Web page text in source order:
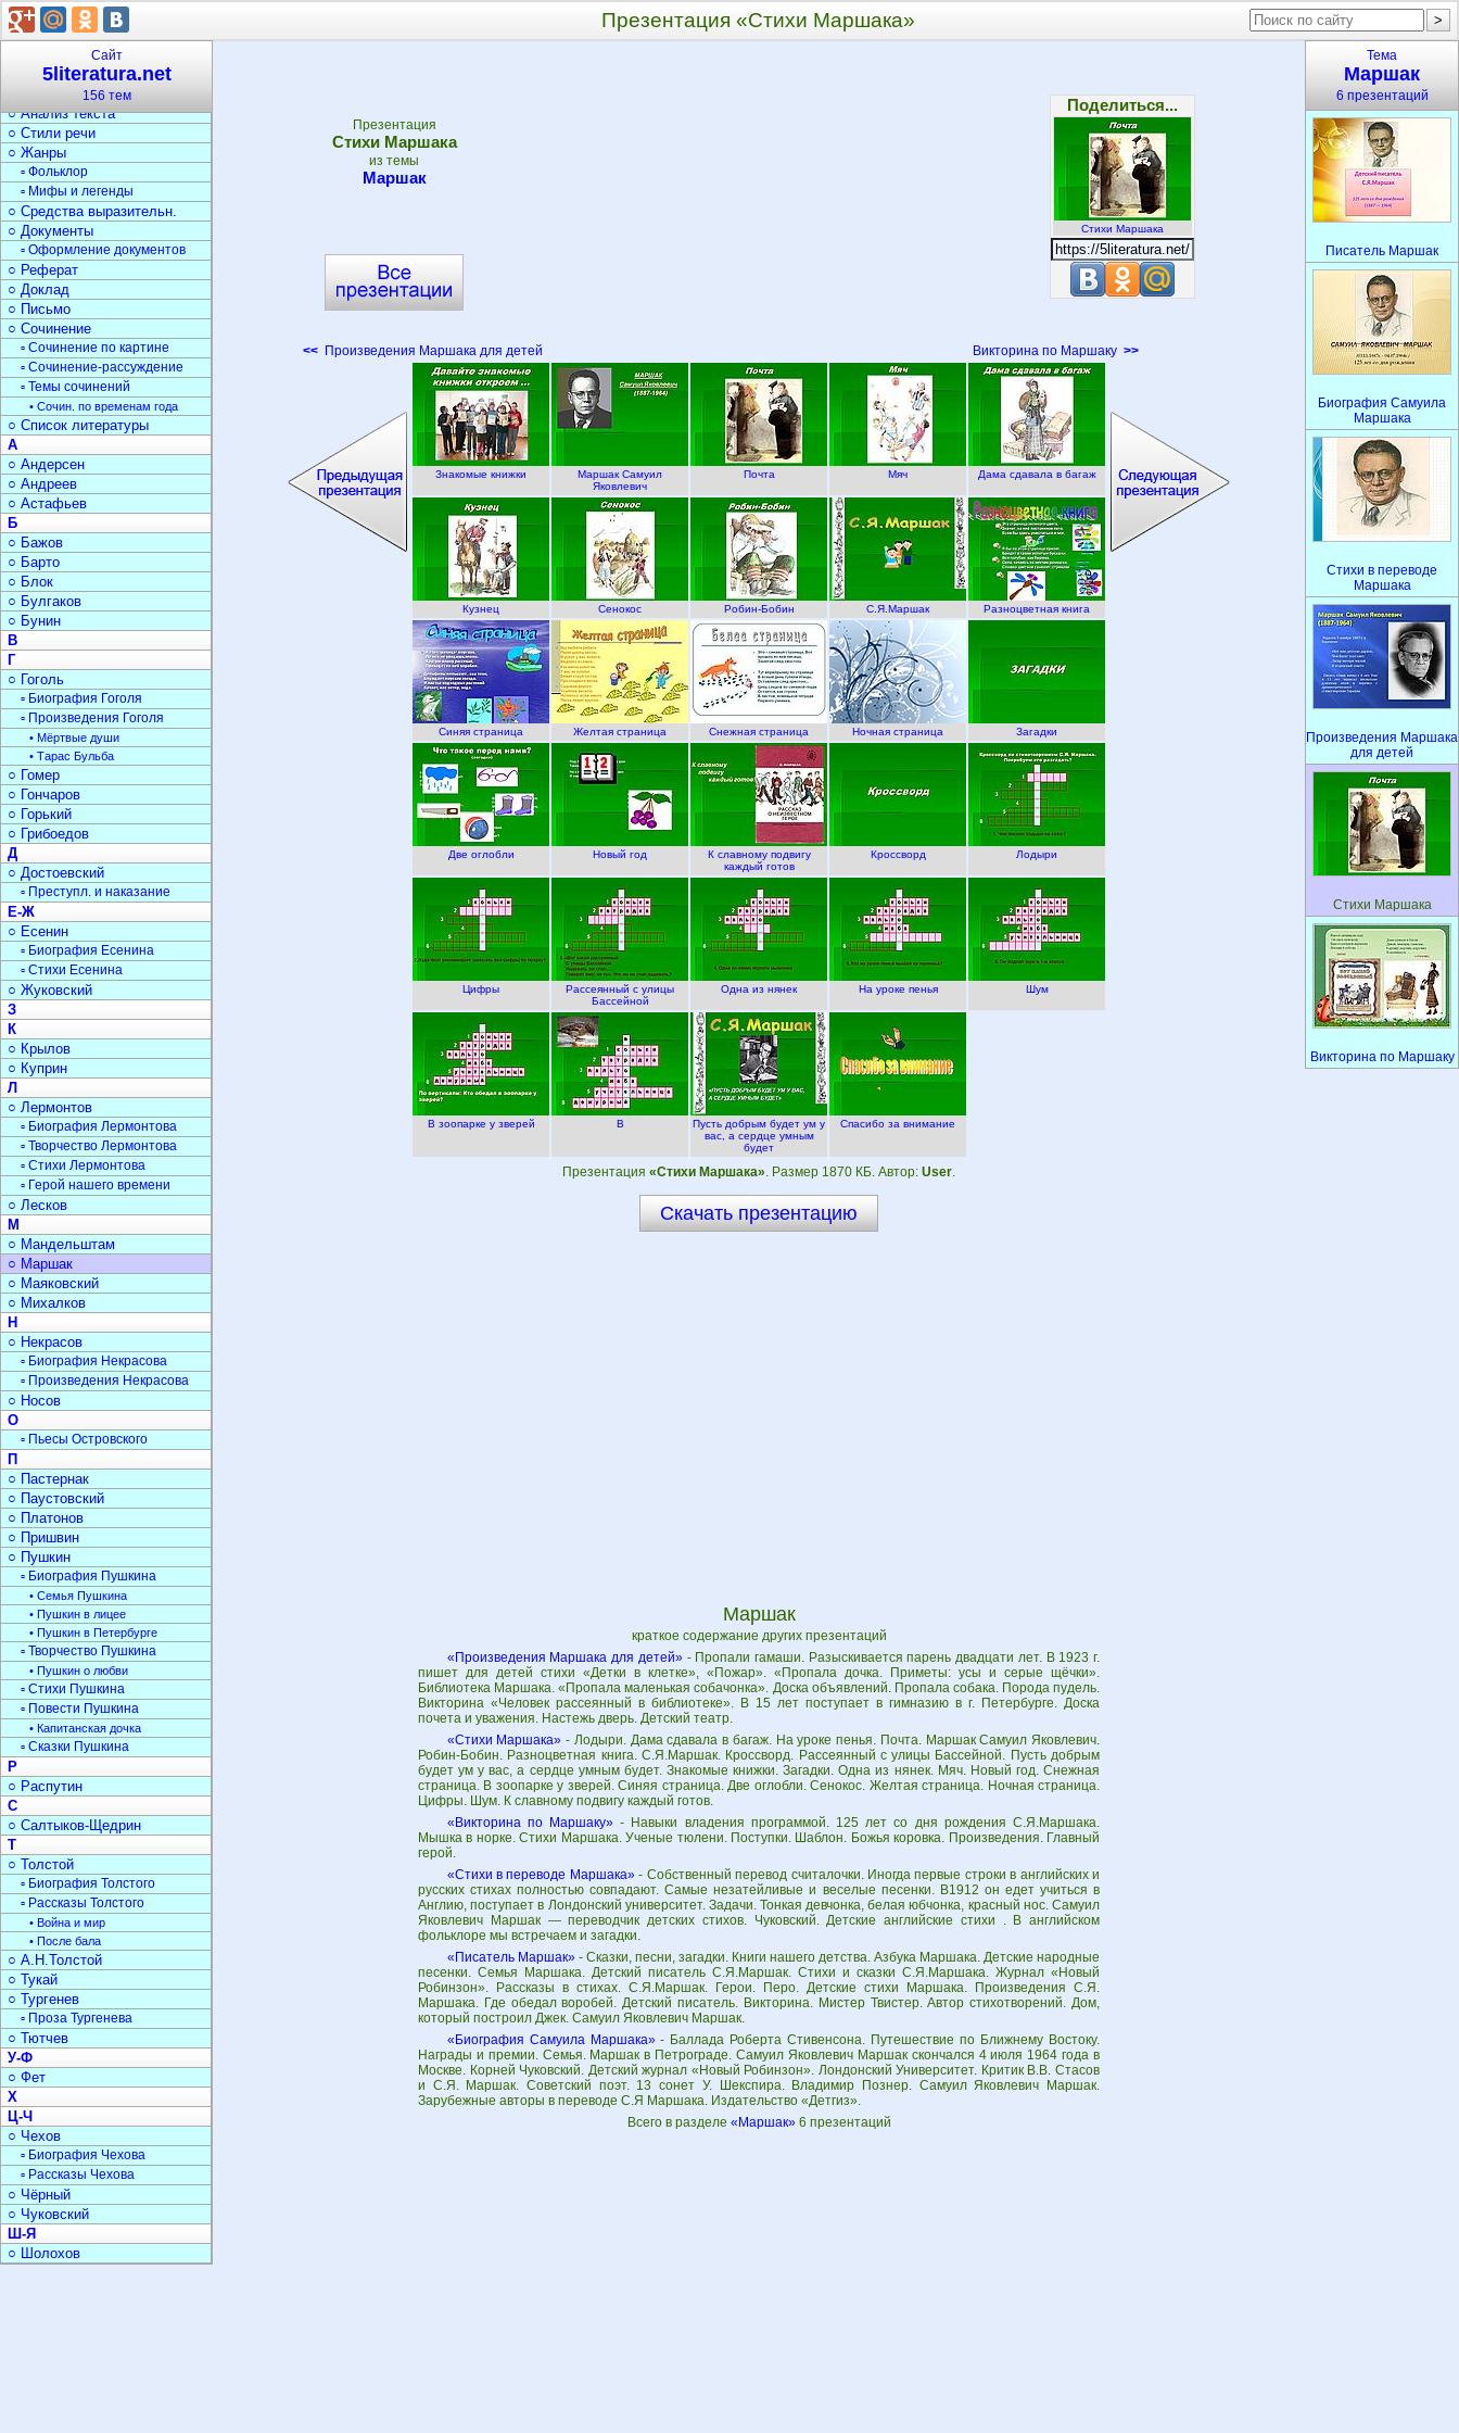
Презентация «Стихи Маршака»
Презентация
Стихи Маршака
из темы
Маршак
Поделиться...
Стихи Маршака
<< Произведения Маршака для детей Викторина по Маршаку >>
Знакомые книжки
Маршак Самуил
Яковлевич
Почта Мяч Дама сдавала в багаж
Кузнец Сенокос Робин-Бобин С.Я.Маршак Разноцветная книга
Синяя страница Желтая страница Снежная страница Ночная страница Загадки
Две оглобли Новый год
К славному подвигу
каждый готов
Кроссворд Лодыри
Цифры
Рассеянный с улицы
Бассейной
Одна из нянек На уроке пенья Шум
В зоопарке у зверей В
Пусть добрым будет ум у
вас, а сердце умным
будет
Спасибо за внимание
Презентация «Стихи Маршака». Размер 1870 КБ. Автор: User.
Скачать презентацию
Маршак
краткое содержание других презентаций
«Произведения Маршака для детей»- Пропали гамаши. Разыскивается парень двадцати лет. В 1923 г.
пишет для детей стихи «Детки в клетке», «Пожар». «Пропала дочка. Приметы: усы и серые щёчки».
Библиотека Маршака. «Пропала маленькая собачонка». Доска объявлений. Пропала собака. Порода пудель.
Викторина «Человек рассеянный в библиотеке». В 15 лет поступает в гимназию в г. Петербурге. Доска
почета и уважения. Настежь дверь. Детский театр.
«Стихи Маршака» - Лодыри. Дама сдавала в багаж. На уроке пенья. Почта. Маршак Самуил Яковлевич.
Робин-Бобин. Разноцветная книга. С.Я.Маршак. Кроссворд. Рассеянный с улицы Бассейной. Пусть добрым
будет ум у вас, а сердце умным будет. Знакомые книжки. Загадки. Одна из нянек. Мяч. Новый год. Снежная
страница. В зоопарке у зверей. Синяя страница. Две оглобли. Сенокос. Желтая страница. Ночная страница.
Цифры. Шум. К славному подвигу каждый готов.
«Викторина по Маршаку» - Навыки владения программой. 125 лет со дня рождения С.Я.Маршака.
Мышка в норке. Стихи Маршака. Ученые тюлени. Поступки. Шаблон. Божья коровка. Произведения. Главный
герой.
«Стихи в переводе Маршака»- Собственный перевод считалочки. Иногда первые строки в английских и
русских стихах полностью совпадают. Самые незатейливые и веселые песенки. В1912 он едет учиться в
Англию, поступает в Лондонский университет. Задачи. Тонкая девчонка, белая юбчонка, красный нос. Самуил
Яковлевич Маршак — переводчик детских стихов. Чуковский. Детские английские стихи . В английском
фольклоре мы встречаем и загадки.
«Писатель Маршак»- Сказки, песни, загадки. Книги нашего детства. Азбука Маршака. Детские народные
песенки. Семья Маршака. Детский писатель С.Я.Маршак. Стихи и сказки С.Я.Маршака. Журнал «Новый
Робинзон». Рассказы в стихах. С.Я.Маршак. Герои. Перо. Детские стихи Маршака. Произведения С.Я.
Маршака. Где обедал воробей. Детский писатель. Викторина. Мистер Твистер. Автор стихотворений. Дом,
который построил Джек. Самуил Яковлевич Маршак.
«Биография Самуила Маршака»- Баллада Роберта Стивенсона. Путешествие по Ближнему Востоку.
Награды и премии. Семья. Маршак в Петрограде. Самуил Яковлевич Маршак скончался 4 июля 1964 года в
Москве. Корней Чуковский. Детский журнал «Новый Робинзон». Лондонский Университет. Критик В.В. Стасов
и С.Я. Маршак. Советский поэт. 13 сонет У. Шекспира. Владимир Познер. Самуил Яковлевич Маршак.
Зарубежные авторы в переводе С.Я Маршака. Издательство «Детгиз».
Всего в разделе «Маршак» 6 презентаций
Сайт
5literatura.net
156 тем
▫ Стихи о природе
▫ Стихи о войне
Текст
○ Типы текста
○ Анализ текста
○ Стили речи
○ Жанры
▫ Фольклор
▫ Мифы и легенды
○ Средства выразительн.
○ Документы
▫ Оформление документов
○ Реферат
○ Доклад
○ Письмо
○ Сочинение
▫ Сочинение по картине
▫ Сочинение-рассуждение
▫ Темы сочинений
• Сочин. по временам года
○ Список литературы
А
○ Андерсен
○ Андреев
○ Астафьев
Б
○ Бажов
○ Барто
○ Блок
○ Булгаков
○ Бунин
В
Г
○ Гоголь
▫ Биография Гоголя
▫ Произведения Гоголя
• Мёртвые души
• Тарас Бульба
○ Гомер
○ Гончаров
○ Горький
○ Грибоедов
Д
○ Достоевский
▫ Преступл. и наказание
Е-Ж
○ Есенин
▫ Биография Есенина
▫ Стихи Есенина
○ Жуковский
З
К
○ Крылов
○ Куприн
Л
○ Лермонтов
▫ Биография Лермонтова
▫ Творчество Лермонтова
▫ Стихи Лермонтова
▫ Герой нашего времени
○ Лесков
М
○ Мандельштам
○ Маршак
○ Маяковский
○ Михалков
Н
○ Некрасов
▫ Биография Некрасова
▫ Произведения Некрасова
○ Носов
О
▫ Пьесы Островского
П
○ Пастернак
○ Паустовский
○ Платонов
○ Пришвин
○ Пушкин
▫ Биография Пушкина
• Семья Пушкина
• Пушкин в лицее
• Пушкин в Петербурге
▫ Творчество Пушкина
• Пушкин о любви
▫ Стихи Пушкина
▫ Повести Пушкина
• Капитанская дочка
▫ Сказки Пушкина
Р
○ Распутин
С
○ Салтыков-Щедрин
Т
○ Толстой
▫ Биография Толстого
▫ Рассказы Толстого
• Война и мир
• После бала
○ А.Н.Толстой
○ Тукай
○ Тургенев
▫ Проза Тургенева
○ Тютчев
У-Ф
○ Фет
Х
Ц-Ч
○ Чехов
▫ Биография Чехова
▫ Рассказы Чехова
○ Чёрный
○ Чуковский
Ш-Я
○ Шолохов
Тема
Маршак
6 презентаций
Писатель Маршак
Биография Самуила
Маршака
Стихи в переводе
Маршака
Произведения Маршака
для детей
Стихи Маршака
Викторина по Маршаку